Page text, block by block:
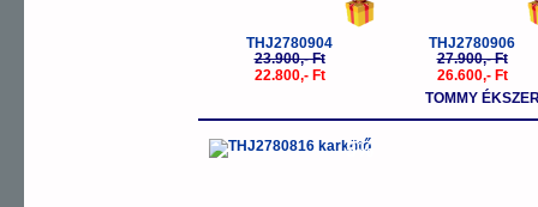
THJ2780904
23.900,- Ft
22.800,- Ft
THJ2780906
27.900,- Ft
26.600,- Ft
TOMMY
-5%